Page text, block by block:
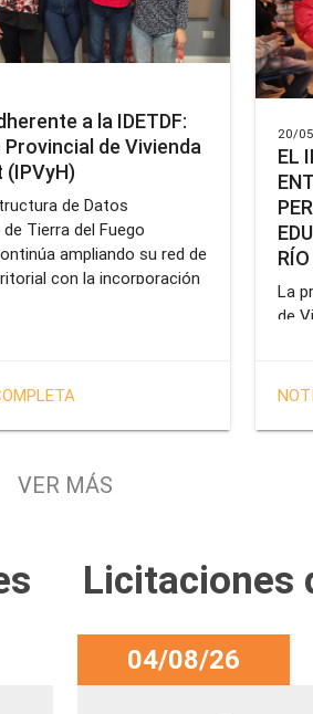
a la IDETDF:
de Vivienda
de Datos
Tierra del Fuego
ampliando su red de
con la incorporación
20/
EL
La
de
VER MÁS
Licitaciones
04/08/26